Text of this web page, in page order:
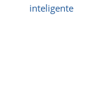
inteligente